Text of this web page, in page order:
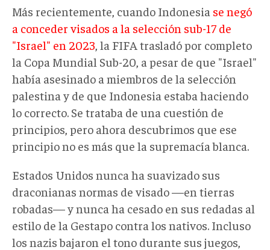
Más recientemente, cuando Indonesia se negó
a conceder visados a la selección sub-17 de
"Israel" en 2023 , la FIFA trasladó por completo
la Copa Mundial Sub-20, a pesar de que "Israel"
había asesinado a miembros de la selección
palestina y de que Indonesia estaba haciendo
lo correcto. Se trataba de una cuestión de
principios, pero ahora descubrimos que ese
principio no es más que la supremacía blanca.
Estados Unidos nunca ha suavizado sus
draconianas normas de visado —en tierras
robadas— y nunca ha cesado en sus redadas al
estilo de la Gestapo contra los nativos. Incluso
los nazis bajaron el tono durante sus juegos,